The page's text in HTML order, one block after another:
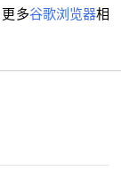
多谷歌浏览器相